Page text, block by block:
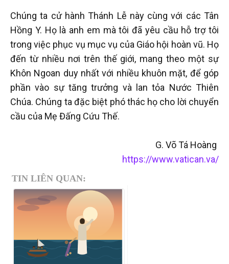
Chúng ta cử hành Thánh Lễ này cùng với các Tân
Hồng Y. Họ là anh em mà tôi đã yêu cầu hỗ trợ tôi
trong việc phục vụ mục vụ của Giáo hội hoàn vũ. Họ
đến từ nhiều nơi trên thế giới, mang theo một sự
Khôn Ngoan duy nhất với nhiều khuôn mặt, để góp
phần vào sự tăng trưởng và lan tỏa Nước Thiên
Chúa. Chúng ta đặc biệt phó thác họ cho lời chuyển
cầu của Mẹ Đấng Cứu Thế.
G. Võ Tá Hoàng
https://www.vatican.va/
TIN LIÊN QUAN: